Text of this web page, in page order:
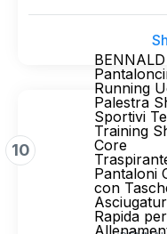
10
BENNALD
Running
Palestra
Sportivi
Training
Core
Pantaloni
con
Rapida per